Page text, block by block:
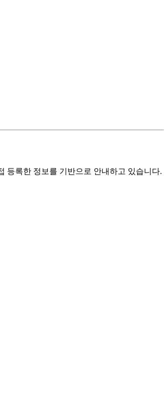
등록한 정보를 기반으로 안내하고 있습니다.